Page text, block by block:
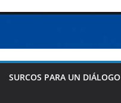
SURCOS PARA UN DIÁLOGO